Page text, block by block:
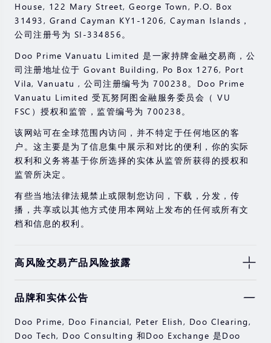
House, 122 Mary Street, George Town, P.O. Box
31493, Grand Cayman KY1-1206, Cayman Islands，
公司注册号为 SI-334856。
Doo Prime Vanuatu Limited 是一家持牌金融交易商，公
司注册地址位于 Govant Building, Po Box 1276, Port
Vila, Vanuatu , 公司注册编号为 700238。Doo Prime
Vanuatu Limited 受瓦努阿图金融服务委员会（ VU
FSC）授权和监管，监管编号为 700238。
该网站可在全球范围内访问，并不特定于任何地区的客
户。这主要是为了信息集中展示和对比的便利，你的实际
权利和义务将基于你所选择的实体从监管所获得的授权和
监管所决定。
有些当地法律法规禁止或限制您访问，下载，分发，传
播，共享或以其他方式使用本网站上发布的任何或所有文
档和信息的权利。
高风险交易产品风险披露
券，期货，差价合约和其他金融产品交易涉及高风险，可
过去的投资表现并不代表其未来的表现。
品牌和实体公告
Doo Prime, Doo Financial, Peter Elish, Doo Clearing,
Doo Tech, Doo Consulting 和Doo Exchange 是Doo